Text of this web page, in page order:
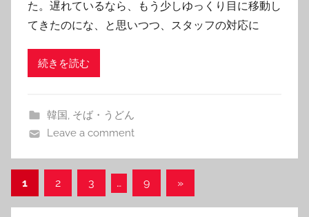
m
た。遅れているなら、もう少しゆっくり目に移動し
てきたのにな、と思いつつ、スタッフの対応に
続きを読む
韓国 , そば・うどん
Leave a comment
投
稿
1 2 3 … 9
Next
»